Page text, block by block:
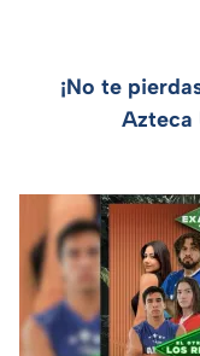
¡No te
Azteca